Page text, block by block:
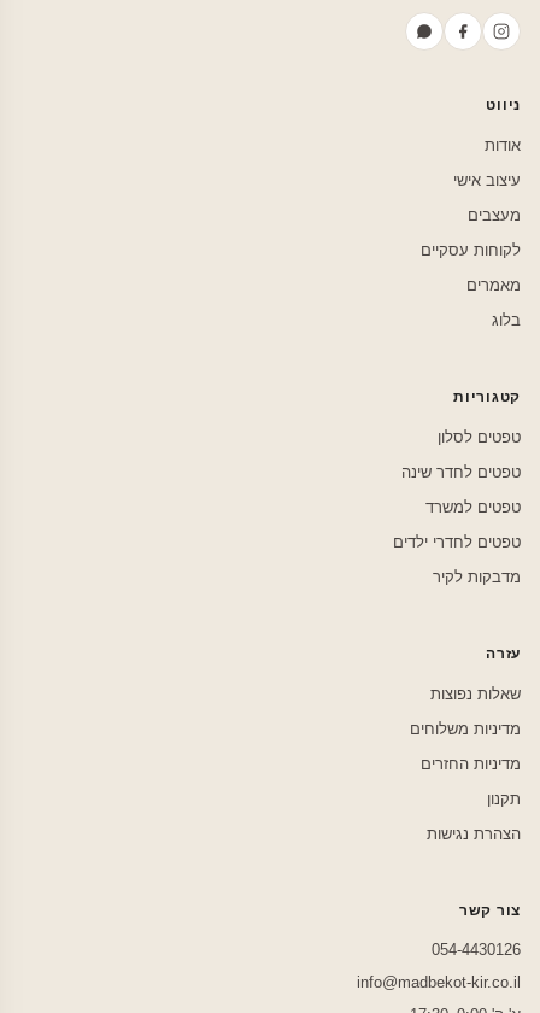
ניווט
אודות
עיצוב אישי
מעצבים
לקוחות עסקיים
מאמרים
בלוג
קטגוריות
טפטים לסלון
טפטים לחדר שינה
טפטים למשרד
טפטים לחדרי ילדים
מדבקות לקיר
עזרה
שאלות נפוצות
מדיניות משלוחים
מדיניות החזרים
תקנון
הצהרת נגישות
צור קשר
054-4430126
info@madbekot-kir.co.il